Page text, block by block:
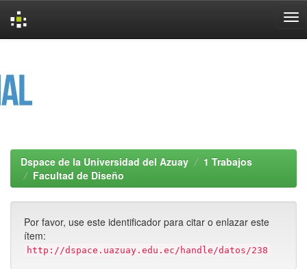
Dspace de la Universidad del Azuay
1 Trabajos
Facultad de Diseño
Por favor, use este identificador para citar o enlazar este
ítem:
http://dspace.uazuay.edu.ec/handle/datos/238